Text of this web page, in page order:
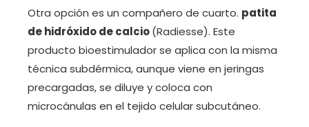
Otra opción es un compañero de cuarto. patita
de hidróxido de calcio(Radiesse). Este
producto bioestimulador se aplica con la misma
técnica subdérmica, aunque viene en jeringas
precargadas, se diluye y coloca con
microcánulas en el tejido celular subcutáneo.